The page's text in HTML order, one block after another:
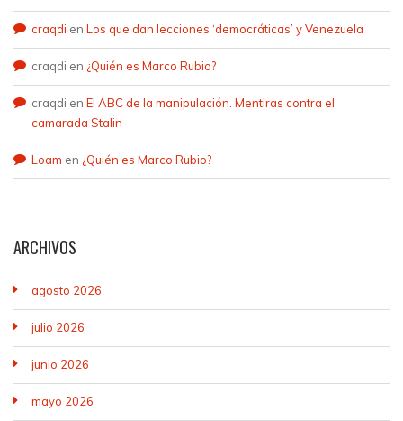
craqdi en Los que dan lecciones ‘democráticas’ y Venezuela
craqdi en ¿Quién es Marco Rubio?
craqdi en El ABC de la manipulación. Mentiras contra el
camarada Stalin
Loam en ¿Quién es Marco Rubio?
ARCHIVOS
agosto 2026
julio 2026
junio 2026
mayo 2026